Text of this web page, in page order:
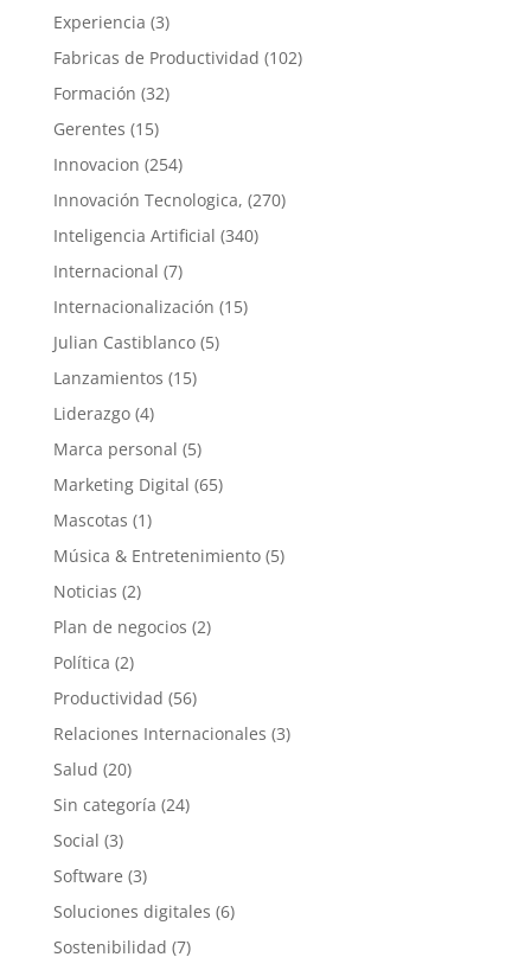
Experiencia (3)
Fabricas de Productividad (102)
Formación (32)
Gerentes (15)
Innovacion (254)
Innovación Tecnologica, (270)
Inteligencia Artificial (340)
Internacional (7)
Internacionalización (15)
Julian Castiblanco(5)
Lanzamientos (15)
Liderazgo(4)
Marca personal (5)
Marketing Digital (65)
Mascotas (1)
Música & Entretenimiento(5)
Noticias (2)
Plan de negocios (2)
Política (2)
Productividad (56)
Relaciones Internacionales (3)
Salud (20)
Sin categoría (24)
Social (3)
Software (3)
Soluciones digitales (6)
Sostenibilidad (7)